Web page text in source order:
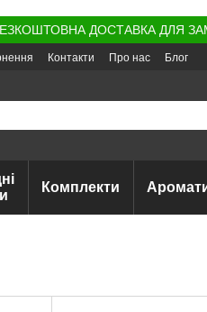
ДОСТАВКА ДЛЯ
Контакти Про нас Блог
Комплекти